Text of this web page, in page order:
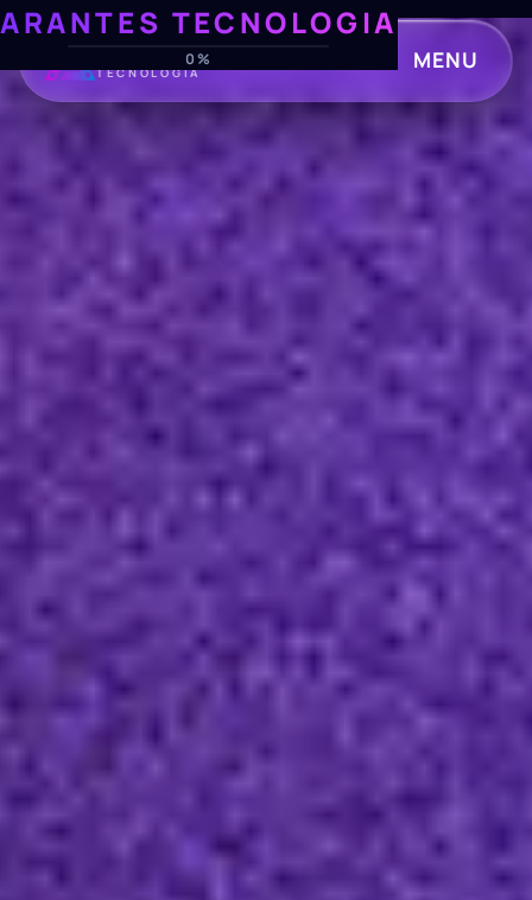
ARANTES TECNOLOGIA
0%
ARANTES
TECNOLOGIA MENU